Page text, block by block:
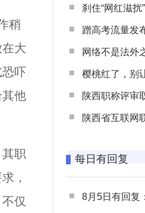
稍
大
吓
他
职
，
仅
刹住“网红滋
蹭高考流量发布虚
网络不是法外之地
樱桃红了，别
陕西职称评审取消晋
陕西省互联网
每日有回复
8月5日有回复